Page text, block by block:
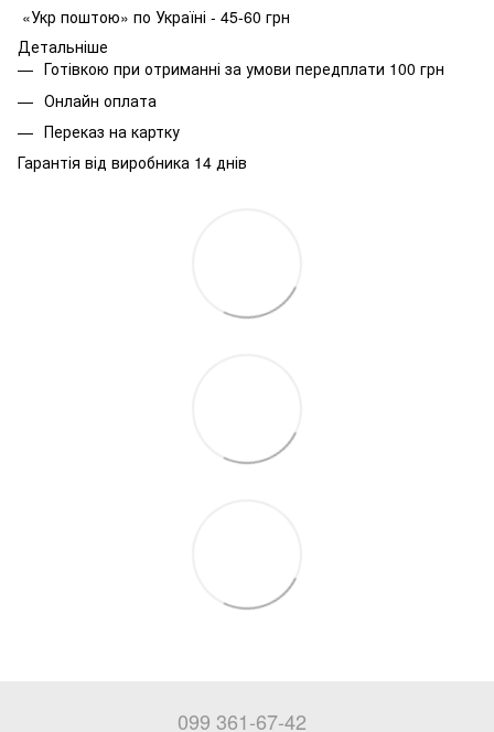
«Укр поштою» по Україні - 45-60 грн
Детальніше
Готівкою при отриманні за умови передплати 100 грн
Онлайн оплата
Переказ на картку
Гарантія від виробника 14 днів
099 361-67-42